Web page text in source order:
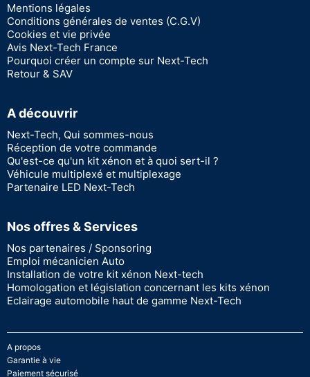
Mentions légales
Conditions générales de ventes (C.G.V)
Cookies et vie privée
Avis Next-Tech France
Pourquoi créer un compte sur Next-Tech
Retour & SAV
A découvrir
Next-Tech, Qui sommes-nous
Réception de votre commande
Qu'est-ce qu'un kit xénon et à quoi sert-il ?
Véhicule multiplexé et multiplexage
Partenaire LED Next-Tech
Nos offres & Services
Nos partenaires / Sponsoring
Emploi mécanicien Auto
Installation de votre kit xénon Next-tech
Homologation et législation concernant les kits xénon
Eclairage automobile haut de gamme Next-Tech
A propos
Garantie à vie
Paiement sécurisé